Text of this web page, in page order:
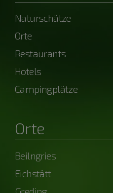
Naturschätze
Orte
Restaurants
Hotels
Campingplätze
Orte
Beilngries
Eichstätt